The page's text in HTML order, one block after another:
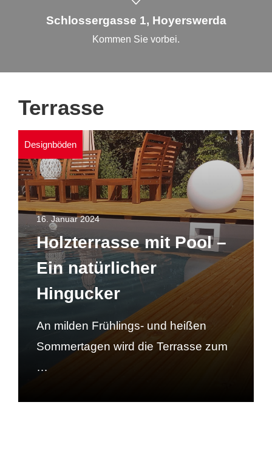
Schlossergasse 1, Hoyerswerda
Kommen Sie vorbei.
Terrasse
Designböden
16. Januar 2024
Holzterrasse mit Pool –
Ein natürlicher
Hingucker
An milden Frühlings- und heißen
Sommertagen wird die Terrasse zum
…